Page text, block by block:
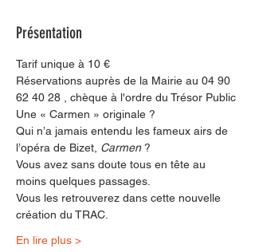
Présentation
Tarif unique à 10 €
Réservations auprès de la Mairie au 04 90
62 40 28 , chèque à l'ordre du Trésor Public
Une « Carmen » originale ?
Qui n’a jamais entendu les fameux airs de
l’opéra de Bizet, Carmen ?
Vous avez sans doute tous en tête au
moins quelques passages.
Vous les retrouverez dans cette nouvelle
création du TRAC.
En lire plus >